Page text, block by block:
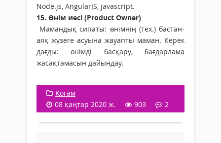
Node.js, AngularJS, jаvascript.
15. Өнім иесі (Product Owner)
Мамандық сипаты: өнімнің (тех.) бастан-
аяқ жүзеге асуына жауапты маман. Керек
дағды: өнімді басқару, бағдарлама
жасақтамасын дайындау.
Қоғам
08 қаңтар 2020 ж.
903 2